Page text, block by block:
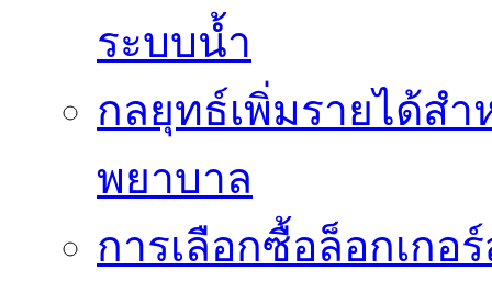
ระบบน้ำ
กลยุทธ์เพิ่มรายได้ส
พยาบาล
การเลือกซื้อล็อกเกอ